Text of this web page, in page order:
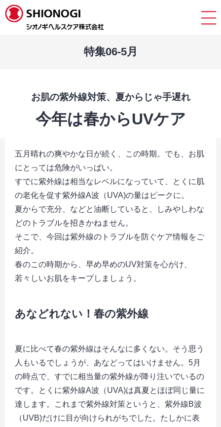
特集06-5月
お肌の紫外線対策、夏からじゃ手遅れ
今年は春からUVケア
五月晴れの爽やかな日が続く、この時期。でも、お肌
にとっては危険がいっぱい。
すでに紫外線は相当なレベルになっていて、とくに肌
の老化を促す紫外線A波（UVA)の量はピークに。
夏からで充分、などと油断していると、しみやしわな
どのトラブルを招きかねません。
そこで、今回は紫外線のトラブルを防ぐケア情報をご
紹介。
春のこの時期から、早め早めのUV対策を心がけ、
若々しいお肌をキープしましょう。
あなどれない！春の紫外線
夏に比べて春の紫外線はそんなに多くない。そう思う
人もいるでしょうが、あなどってはいけません。5月
の時点で、すでに相当量の紫外線が降り注いでいるの
です。とくに紫外線A波（UVA)は真夏とほぼ同じ量に
達します。これまで紫外線対策というと、紫外線B波
（UVB)だけに目が向けられがちでした。たしかに表